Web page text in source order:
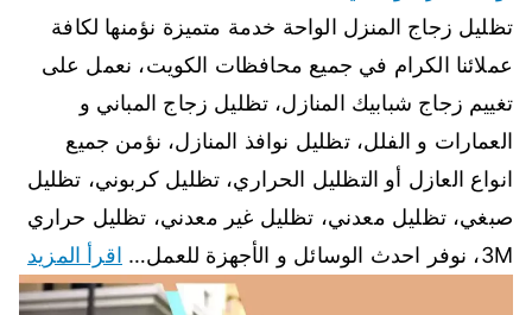
تظليل زجاج المنزل الواحة خدمة متميزة نؤمنها لكافة
عملائنا الكرام في جميع محافظات الكويت، نعمل على
تغييم زجاج شبابيك المنازل، تظليل زجاج المباني و
العمارات و الفلل، تظليل نوافذ المنازل، نؤمن جميع
انواع العازل أو التظليل الحراري، تظليل كربوني، تظليل
صبغي، تظليل معدني، تظليل غير معدني، تظليل حراري
3M، نوفر احدث الوسائل و الأجهزة للعمل…
اقرأ المزيد